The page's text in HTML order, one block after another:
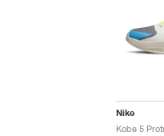
Nike
Kobe 5